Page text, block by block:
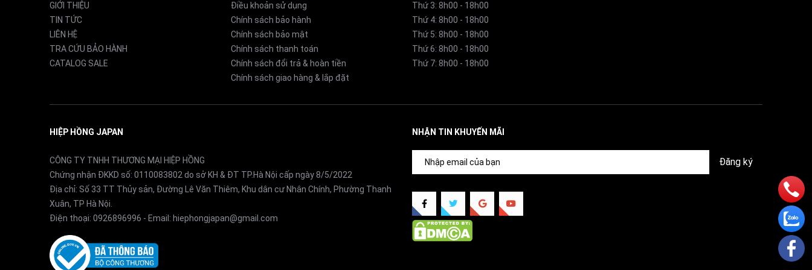
Bộ lọc khử mùi Công nghệ siêu nano khử mùi
Tuổi thọ màng lọc Khoảng 10 năm
sách trên nệm...
GIỚI THIỆU
TIN TỨC
LIÊN HỆ
TRA CỨU BẢO HÀNH
CATALOG SALE
Điều khoản sử dụng
Chính sách bảo hành
Chính sách bảo mật
Chính sách thanh toán
Chính sách đổi trả & hoàn tiền
Chính sách giao hàng & lắp đặt
Thứ 3: 8h00 - 18h00
Thứ 4: 8h00 - 18h00
Thứ 5: 8h00 - 18h00
Thứ 6: 8h00 - 18h00
Thứ 7: 8h00 - 18h00
HIỆP HỒNG JAPAN
CÔNG TY TNHH THƯƠNG MẠI HIỆP HỒNG
Chứng nhận ĐKKD số: 0110083802 do sở KH & ĐT TP.Hà Nội cấp ngày 8/5/2022
Địa chỉ: Số 33 TT Thủy sản, Đường Lê Văn Thiêm, Khu dân cư Nhân Chính, Phường Thanh
Xuân, TP Hà Nội.
Điện thoại: 0926896996 - Email: hiephongjapan@gmail.com
NHẬN TIN KHUYẾN MÃI
Đăng ký